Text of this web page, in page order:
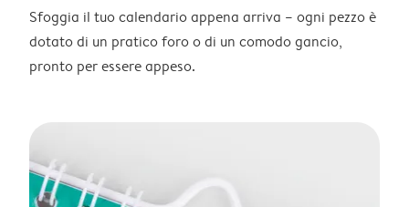
Sfoggia il tuo calendario appena arriva – ogni pezzo è
dotato di un pratico foro o di un comodo gancio,
pronto per essere appeso.